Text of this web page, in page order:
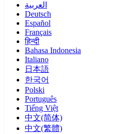
العربية
Deutsch
Español
Français
हिन्दी
Bahasa Indonesia
Italiano
日本語
한국어
Polski
Português
Tiếng Việt
中文(简体)
中文(繁體)